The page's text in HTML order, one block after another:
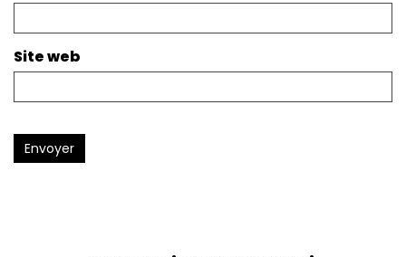
Site web
Envoyer